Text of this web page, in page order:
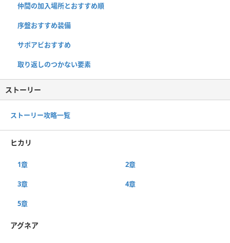
仲間の加入場所とおすすめ順
序盤おすすめ装備
サポアビおすすめ
取り返しのつかない要素
ストーリー
ストーリー攻略一覧
ヒカリ
1章 2章
3章 4章
5章
アグネア